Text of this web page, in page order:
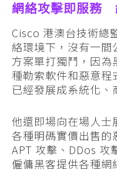
網絡攻擊即服務
Cisco 港澳台技術總
絡環境下，沒有一
方案單打獨鬥，因
種勒索軟件和惡意程
已經發展成系統化、
他還即場向在場人士
各種明碼實價出售的
APT 攻擊、DDos 攻
僱傭黑客提供各種